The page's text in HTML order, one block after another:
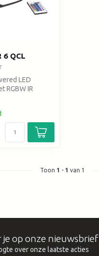
6 QCL
LED
RGBW IR
Toon 1 - 1 van 1
op onze nieuwsbrief
over onze laatste acties